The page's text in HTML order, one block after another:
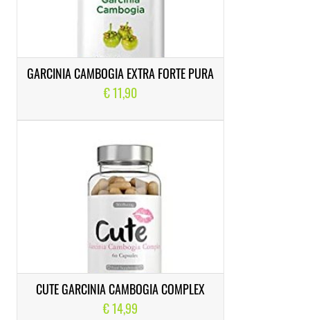
GARCINIA CAMBOGIA EXTRA FORTE PURA
€ 11,90
CUTE GARCINIA CAMBOGIA COMPLEX
€ 14,99